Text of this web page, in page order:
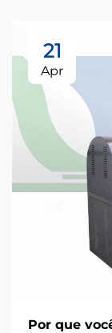
21
Apr
Por que